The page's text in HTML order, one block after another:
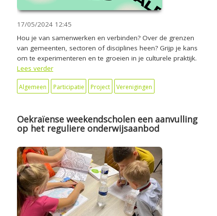
17/05/2024 12:45
Hou je van samenwerken en verbinden? Over de grenzen
van gemeenten, sectoren of disciplines heen? Grijp je kans
om te experimenteren en te groeien in je culturele praktijk.
Lees verder
Algemeen Participatie Project Verenigingen
Oekraïense weekendscholen een aanvulling
op het reguliere onderwijsaanbod